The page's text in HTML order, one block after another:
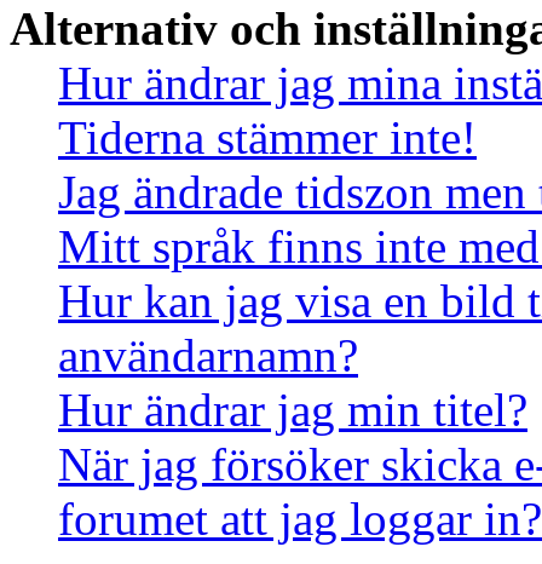
Alternativ och
Hur ändrar jag mina
Tiderna stämmer inte!
Jag ändrade tidszon
Mitt språk finns inte
Hur kan jag visa en bild
användarnamn?
Hur ändrar jag min titel?
När jag försöker skicka
forumet att jag loggar in?